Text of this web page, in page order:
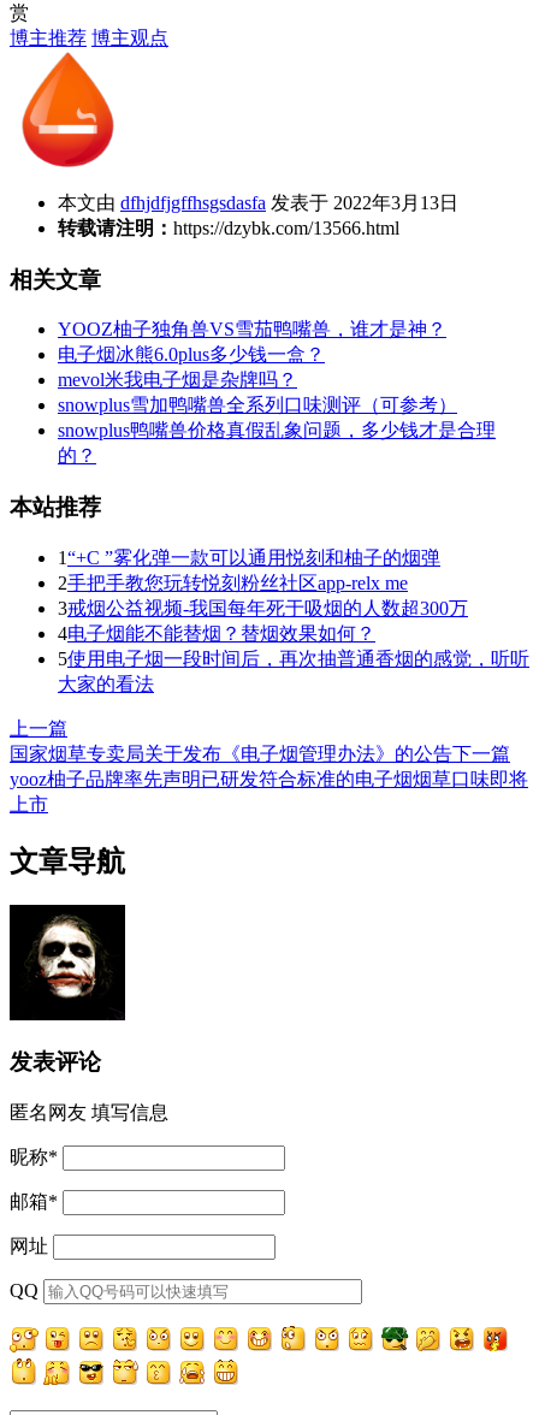
赏
博主推荐 博主观点
本文由 dfhjdfjgffhsgsdasfa 发表于 2022年3月13日
转载请注明： https://dzybk.com/13566.html
相关文章
YOOZ柚子独角兽VS雪茄鸭嘴兽，谁才是神？
电子烟冰熊6.0plus多少钱一盒？
mevol米我电子烟是杂牌吗？
snowplus雪加鸭嘴兽全系列口味测评（可参考）
snowplus鸭嘴兽价格真假乱象问题，多少钱才是合理
的？
本站推荐
1“+C ”雾化弹一款可以通用悦刻和柚子的烟弹
2手把手教您玩转悦刻粉丝社区app-relx me
3戒烟公益视频-我国每年死于吸烟的人数超300万
4电子烟能不能替烟？替烟效果如何？
5使用电子烟一段时间后，再次抽普通香烟的感觉，听听
大家的看法
上一篇
国家烟草专卖局关于发布《电子烟管理办法》的公告下一篇
yooz柚子品牌率先声明已研发符合标准的电子烟烟草口味即将
上市
文章导航
发表评论
匿名网友 填写信息
昵称*
邮箱*
网址
QQ